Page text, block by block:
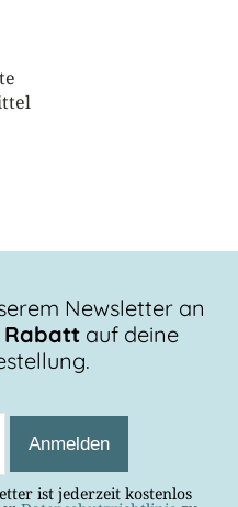
Newsletter an
Rabattauf deine
ist jederzeit kostenlos